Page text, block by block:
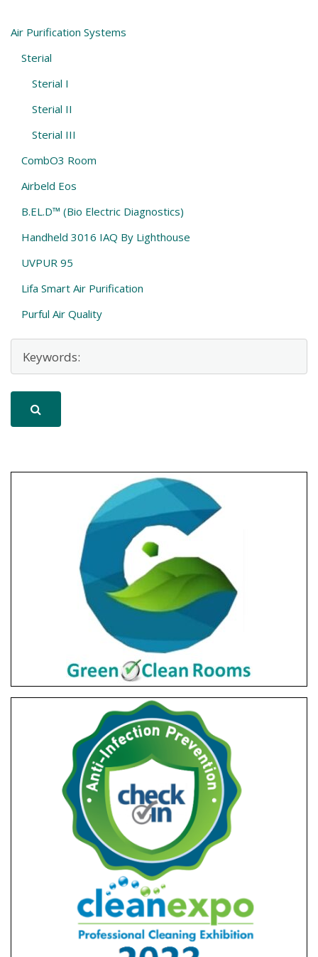
Air Purification Systems
Sterial
Sterial I
Sterial II
Sterial III
CombO3 Room
Airbeld Eos
B.EL.D™ (Bio Electric Diagnostics)
Handheld 3016 IAQ By Lighthouse
UVPUR 95
Lifa Smart Air Purification
Purful Air Quality